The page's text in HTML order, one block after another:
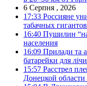
6 Серпня , 2026
17:33 Россияне
табачных
16:40 Пушилин
населения
16:09 Прилади та
батарейки для
15:57 Расстрел
Донецкой области